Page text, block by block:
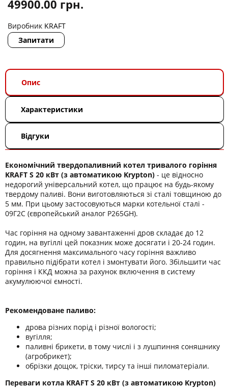
49900.00 грн.
Виробник KRAFT
Запитати
Опис
Характеристики
Відгуки
Економічний твердопаливний котел тривалого горіння
KRAFT S 20 кВт (з автоматикою Krypton) - це відносно
недорогий універсальний котел, що працює на будь-якому
твердому паливі. Вони виготовляються зі сталі товщиною до
5 мм. При цьому застосовуються марки котельної сталі -
09Г2С (європейський аналог P265GН).
Час горіння на одному завантаженні дров складає до 12
годин, на вугіллі цей показник може досягати і 20-24 годин.
Для досягнення максимального часу горіння важливо
правильно підібрати котел і змонтувати його. Збільшити час
горіння і ККД можна за рахунок включення в систему
акумулюючої ємності.
Рекомендоване паливо:
дрова різних порід і різної вологості;
вугілля;
паливні брикети, в тому числі і з лушпиння соняшнику
(агробрикет);
обрізки дощок, тріски, тирсу та інші пиломатеріали.
Переваги котла KRAFT S 20 кВт (з автоматикою Krypton)